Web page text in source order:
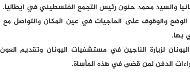
والسيد محمد حنون رئيس التجمع الفلسطيني في ايطاليا.
الوضع والوقوف على الحاجيات في عين المكان والتواصل
بها.
لزيارة الناجين في مستشفيات اليونان وتقديم
الدفن لمن قضى في هذه المأساة.